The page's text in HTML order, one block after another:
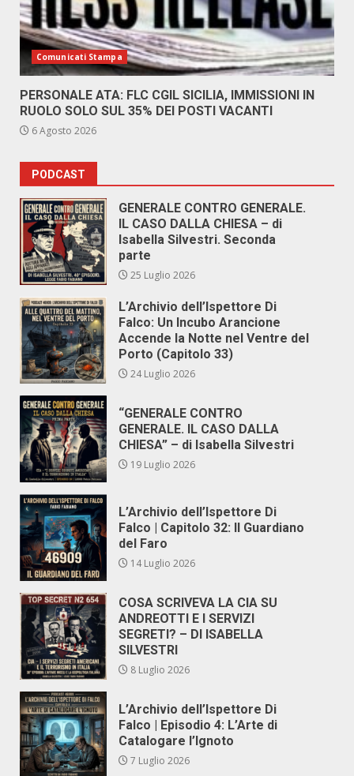
Comunicati Stampa
PERSONALE ATA: FLC CGIL SICILIA, IMMISSIONI IN
RUOLO SOLO SUL 35% DEI POSTI VACANTI
6 Agosto 2026
PODCAST
GENERALE CONTRO GENERALE.
IL CASO DALLA CHIESA – di
Isabella Silvestri. Seconda
parte
25 Luglio 2026
L’Archivio dell’Ispettore Di
Falco: Un Incubo Arancione
Accende la Notte nel Ventre del
Porto (Capitolo 33)
24 Luglio 2026
“GENERALE CONTRO
GENERALE. IL CASO DALLA
CHIESA” – di Isabella Silvestri
19 Luglio 2026
L’Archivio dell’Ispettore Di
Falco | Capitolo 32: Il Guardiano
del Faro
14 Luglio 2026
COSA SCRIVEVA LA CIA SU
ANDREOTTI E I SERVIZI
SEGRETI? – DI ISABELLA
SILVESTRI
8 Luglio 2026
L’Archivio dell’Ispettore Di
Falco | Episodio 4: L’Arte di
Catalogare l’Ignoto
7 Luglio 2026